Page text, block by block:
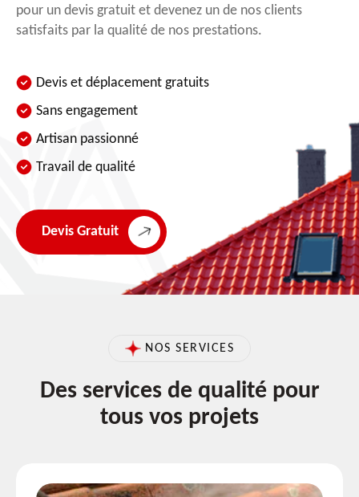
pour un devis gratuit et devenez un de nos clients
satisfaits par la qualité de nos prestations.
Devis et déplacement gratuits
Sans engagement
Artisan passionné
Travail de qualité
Devis Gratuit
NOS SERVICES
Des services de qualité pour
tous vos projets